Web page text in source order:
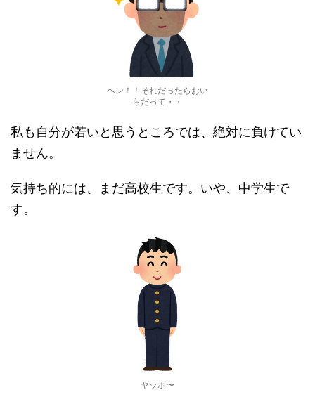
ヘン！！それだったらおい
らだって・・
私も自分が若いと思うところでは、絶対に負けてい
ません。
気持ち的には、まだ高校生です。いや、中学生で
す。
ヤッホ〜